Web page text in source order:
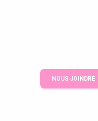
NOUS JOINDRE